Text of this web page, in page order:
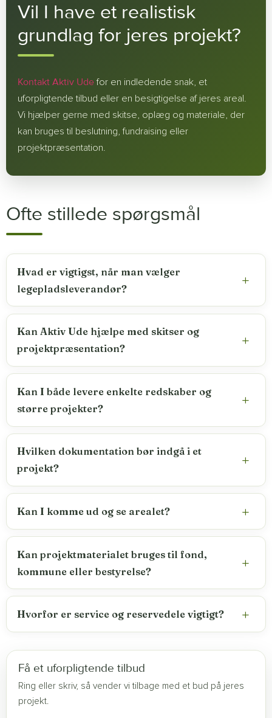
Vil I have et realistisk
grundlag for jeres projekt?
Kontakt Aktiv Udefor en indledende snak, et
uforpligtende tilbud eller en besigtigelse af jeres areal.
Vi hjælper gerne med skitse, oplæg og materiale, der
kan bruges til beslutning, fundraising eller
projektpræsentation.
Ofte stillede spørgsmål
Hvad er vigtigst, når man vælger
legepladsleverandør?
Kan Aktiv Ude hjælpe med skitser og
projektpræsentation?
Kan I både levere enkelte redskaber og
større projekter?
Hvilken dokumentation bør indgå i et
projekt?
Kan I komme ud og se arealet?
Kan projektmaterialet bruges til fond,
kommune eller bestyrelse?
Hvorfor er service og reservedele vigtigt?
Få et uforpligtende tilbud
Ring eller skriv, så vender vi tilbage med et bud på jeres
projekt.